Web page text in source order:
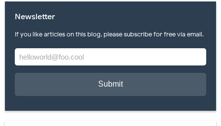
Newsletter
If you like articles on this blog, please subscribe for free via email.